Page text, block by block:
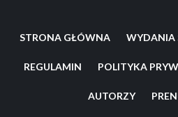
STRONA GŁÓWNA WYDANIA
REGULAMIN POLITYKA
AUTORZY